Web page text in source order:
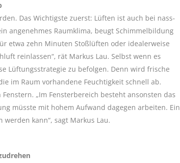
Das Wichtigste zuerst: Lüften ist auch bei nass-
angenehmes Raumklima, beugt Schimmelbildung
etwa zehn Minuten Stoßlüften oder idealerweise
reinlassen“, rät Markus Lau. Selbst wenn es
Lüftungsstrategie zu befolgen. Denn wird frische
im Raum vorhandene Feuchtigkeit schnell ab.
„Im Fensterbereich besteht ansonsten das
müsste mit hohem Aufwand dagegen arbeiten. Ein
kann“, sagt Markus Lau.